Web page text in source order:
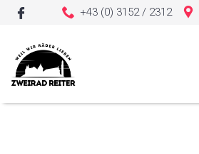
+43 (0) 3152 / 2312